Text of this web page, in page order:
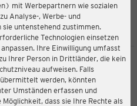
mit Werbepartnern wie sozialen
Analyse-, Werbe- und
sie untenstehend zustimmen.
Technologien einsetzen
Ihre Einwilligung umfasst
Ihrer Person in Drittländer, die kein
aufweisen. Falls
werden, könnten
Umständen erfassen und
dass sie Ihre Rechte als
Bewertung:
AKTIONEN
Dissen